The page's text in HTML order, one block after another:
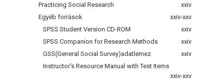
Practicing Social Research
xxiv
Egyéb források
xxiv-xxv
SPSS Student Version CD-ROM
xxiv
SPSS Companion for Research Methods
xxiv
GSS(General Social Survey)adatlemez
xxiv
Instructor's Resource Manual with Test Items
xxiv-xxv